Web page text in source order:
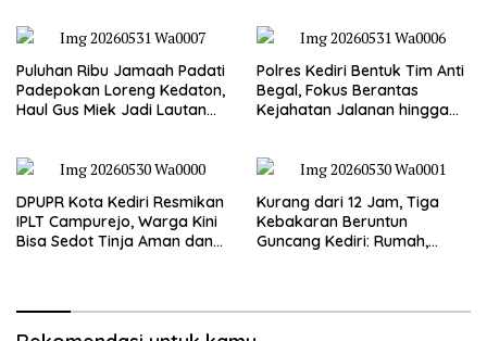
Puluhan Ribu Jamaah Padati
Padepokan Loreng Kedaton,
Haul Gus Miek Jadi Lautan
Polres Kediri Bentuk Tim Anti
Begal, Fokus Berantas
Kejahatan Jalanan hingga
DPUPR Kota Kediri Resmikan
IPLT Campurejo, Warga Kini
Bisa Sedot Tinja Aman dan
Kurang dari 12 Jam, Tiga
Kebakaran Beruntun
Guncang Kediri: Rumah,